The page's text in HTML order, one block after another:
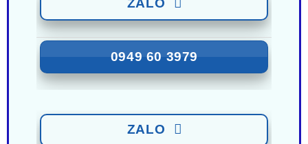
LIÊN HỆ BÁO GIÁ - TRẢ GÓP
ZALO
0949 60 3979